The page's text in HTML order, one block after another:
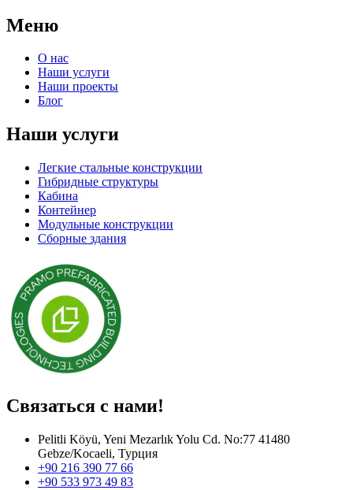
Меню
О нас
Наши услуги
Наши проекты
Блог
Наши услуги
Легкие стальные конструкции
Гибридные структуры
Кабина
Контейнер
Модульные конструкции
Сборные здания
Связаться с нами!
Pelitli Köyü, Yeni Mezarlık Yolu Cd. No:77 41480
Gebze/Kocaeli, Турция
+90 216 390 77 66
+90 533 973 49 83